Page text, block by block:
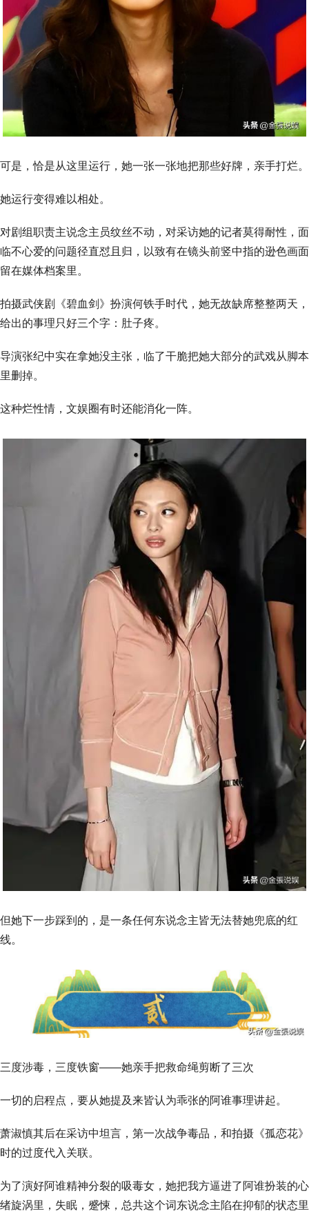
可是，恰是从这里运行，她一张一张地把那些好牌，亲手打烂。
她运行变得难以相处。
对剧组职责主说念主员纹丝不动，对采访她的记者莫得耐性，面
临不心爱的问题径直怼且归，以致有在镜头前竖中指的逊色画面
留在媒体档案里。
拍摄武侠剧《碧血剑》扮演何铁手时代，她无故缺席整整两天，
给出的事理只好三个字：肚子疼。
导演张纪中实在拿她没主张，临了干脆把她大部分的武戏从脚本
里删掉。
这种烂性情，文娱圈有时还能消化一阵。
但她下一步踩到的，是一条任何东说念主皆无法替她兜底的红
线。
三度涉毒，三度铁窗——她亲手把救命绳剪断了三次
一切的启程点，要从她提及来皆认为乖张的阿谁事理讲起。
萧淑慎其后在采访中坦言，第一次战争毒品，和拍摄《孤恋花》
时的过度代入关联。
为了演好阿谁精神分裂的吸毒女，她把我方逼进了阿谁扮装的心
绪旋涡里，失眠，蹙悚，总共这个词东说念主陷在抑郁的状态里